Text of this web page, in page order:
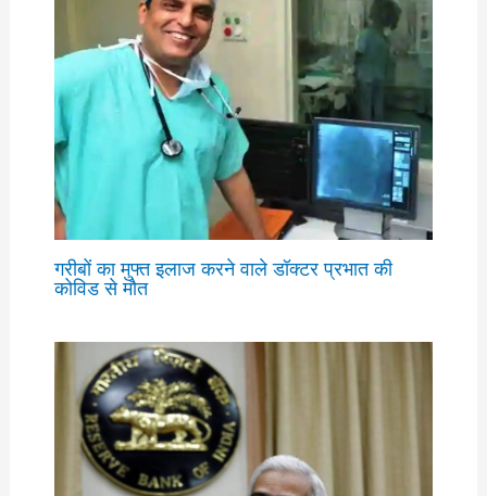
गरीबों का मुफ्त इलाज करने वाले डॉक्टर प्रभात की
कोविड से मौत